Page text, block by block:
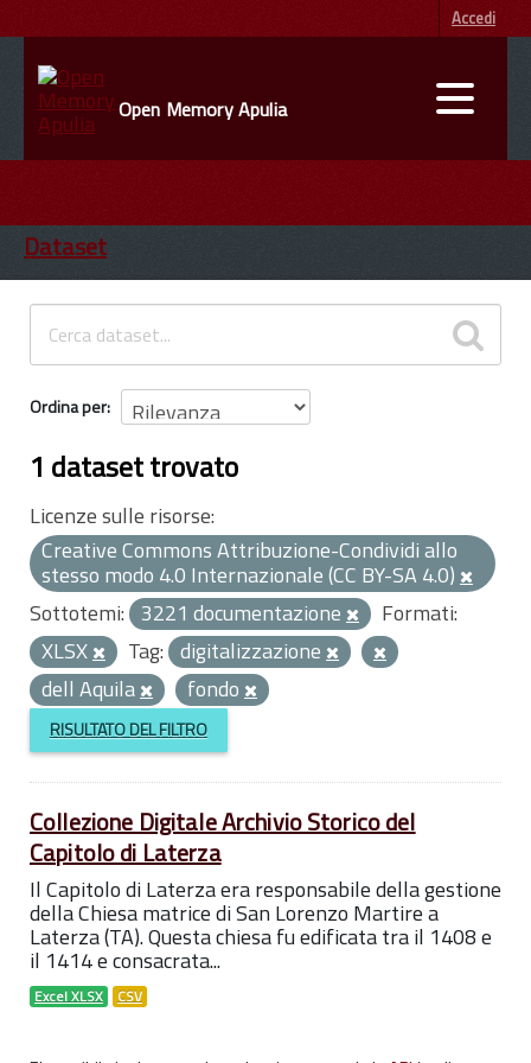
Accedi
Open Memory Apulia
ENTI
INFORMAZIONI
Dataset
Ordina per
1 dataset trovato
Licenze sulle risorse:
Creative Commons Attribuzione-Condividi allo
stesso modo 4.0 Internazionale (CC BY-SA 4.0)
Sottotemi: 3221 documentazione
Formati:
XLSX
Tag: digitalizzazione
dell Aquila
fondo
RISULTATO DEL FILTRO
Collezione Digitale Archivio Storico del
Capitolo di Laterza
Il Capitolo di Laterza era responsabile della gestione
della Chiesa matrice di San Lorenzo Martire a
Laterza (TA). Questa chiesa fu edificata tra il 1408 e
il 1414 e consacrata...
Excel XLSX CSV